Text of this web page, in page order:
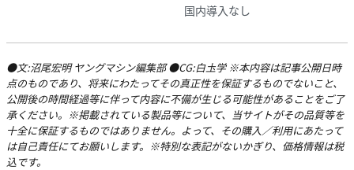
国内導入なし
●文:沼尾宏明 ヤングマシン編集部 ●CG:白圡学 ※本内容は記事公開日時
点のものであり、将来にわたってその真正性を保証するものでないこと、
公開後の時間経過等に伴って内容に不備が生じる可能性があることをご了
承ください。※掲載されている製品等について、当サイトがその品質等を
十全に保証するものではありません。よって、その購入／利用にあたって
は自己責任にてお願いします。※特別な表記がないかぎり、価格情報は税
込です。